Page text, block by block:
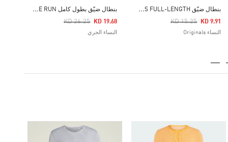
ب
نطال ضيّق NEUCLASSICS FULL-LENGTH
Price Reduced From
KD 15.25
To KD 9.91
النساء Originals
ب
نطال ضيّق بطول كامل OWN THE RUN
Price Reduced From
KD 26.25
To KD 19.68
النساء الجري